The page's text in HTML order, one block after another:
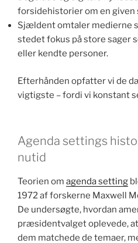
forsidehistorier om en given
Sjældent omtaler medierne
stedet fokus på store sager
eller kendte personer.
Efterhånden opfatter vi de
vigtigste – fordi vi konstant
Agenda settings
nutid
Teorien om agenda setting
1972 af forskerne Maxwell
De undersøgte, hvordan
præsidentvalget oplevede,
dem matchede de temaer,